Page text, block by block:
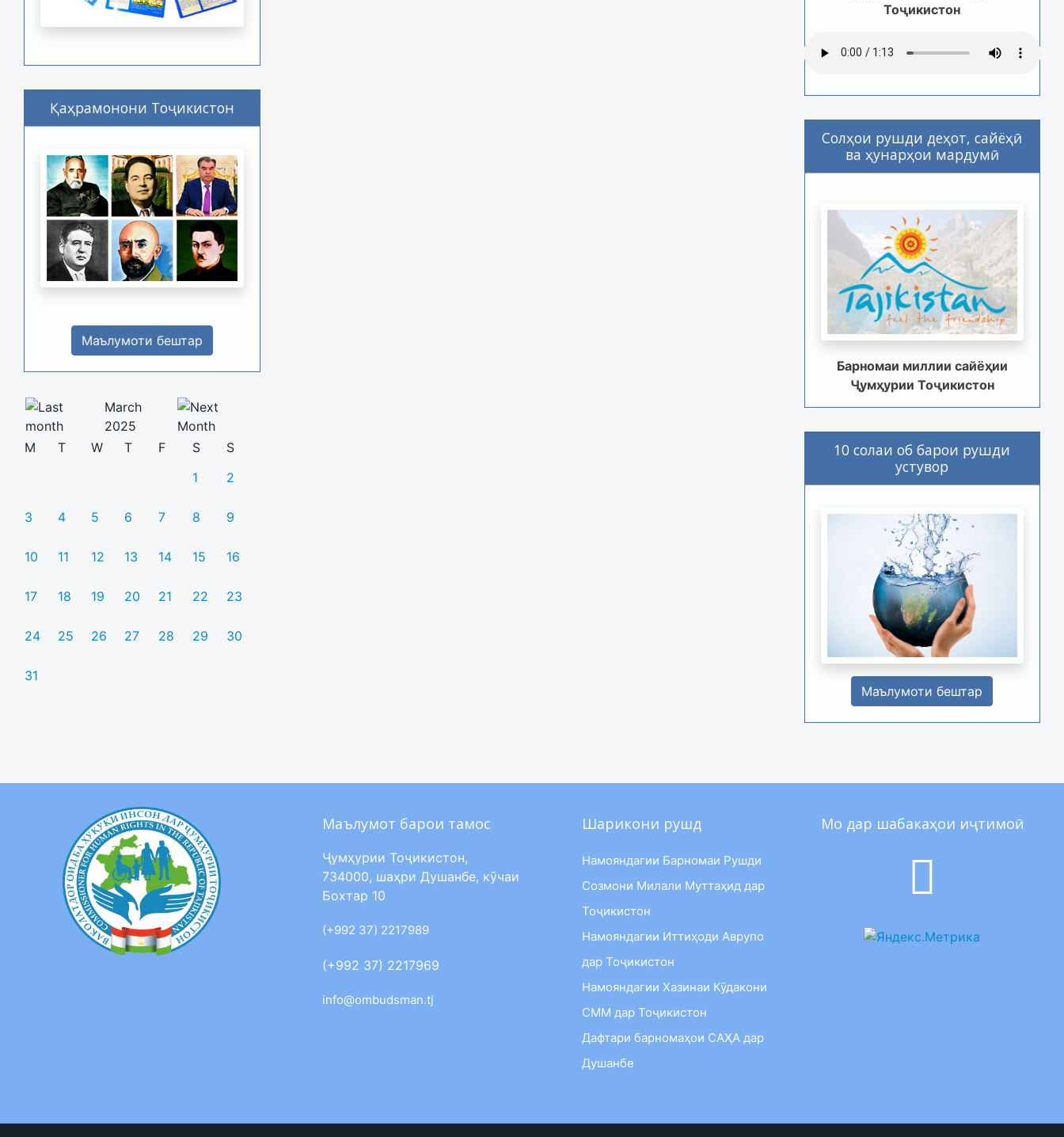
Қаҳрамонони Тоҷикистон
Маълумоти бештар
March
2025
M
T W T F S
S
1
2
3 4 5 6 7 8 9
10 11 12 13 14 15 16
17 18 19 20 21 22 23
24 25 26 27 28 29 30
31
Тоҷикистон
Солҳои рушди деҳот, сайёҳӣ
ва ҳунарҳои мардумӣ
Барномаи миллии сайёҳии
Ҷумҳурии Тоҷикистон
10 солаи об барои рушди
устувор
Маълумоти бештар
Маълумот барои тамос
Ҷумҳурии Тоҷикистон,
734000, шаҳри Душанбе, кӯчаи
Бохтар 10
(+992 37) 2217989
(+992 37) 2217969
info@ombudsman.tj
Шарикони рушд
Намояндагии Барномаи Рушди
Созмони Милали Муттаҳид дар
Тоҷикистон
Намояндагии Иттиҳоди Аврупо
дар Тоҷикистон
Намояндагии Хазинаи Кӯдакони
СММ дар Тоҷикистон
Дафтари барномаҳои САҲА дар
Душанбе
Мо дар шабакаҳои иҷтимоӣ